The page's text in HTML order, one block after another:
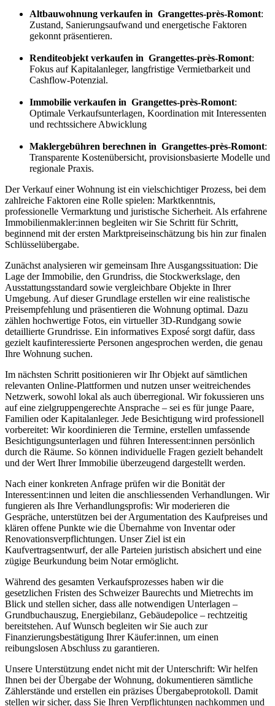
Altbauwohnung verkaufen in Grangettes-près-Romont:
Zustand, Sanierungsaufwand und energetische Faktoren
gekonnt präsentieren.
Renditeobjekt verkaufen in Grangettes-près-Romont:
Fokus auf Kapitalanleger, langfristige Vermietbarkeit und
Cashflow-Potenzial.
Immobilie verkaufen in Grangettes-près-Romont:
Optimale Verkaufsunterlagen, Koordination mit Interessenten
und rechtssichere Abwicklung
Maklergebühren berechnen in Grangettes-près-Romont:
Transparente Kostenübersicht, provisionsbasierte Modelle und
regionale Praxis.
Der Verkauf einer Wohnung ist ein vielschichtiger Prozess, bei dem
zahlreiche Faktoren eine Rolle spielen: Marktkenntnis,
professionelle Vermarktung und juristische Sicherheit. Als erfahrene
Immobilienmakler:innen begleiten wir Sie Schritt für Schritt,
beginnend mit der ersten Marktpreiseinschätzung bis hin zur finalen
Schlüsselübergabe.
Zunächst analysieren wir gemeinsam Ihre Ausgangssituation: Die
Lage der Immobilie, den Grundriss, die Stockwerkslage, den
Ausstattungsstandard sowie vergleichbare Objekte in Ihrer
Umgebung. Auf dieser Grundlage erstellen wir eine realistische
Preisempfehlung und präsentieren die Wohnung optimal. Dazu
zählen hochwertige Fotos, ein virtueller 3D-Rundgang sowie
detaillierte Grundrisse. Ein informatives Exposé sorgt dafür, dass
gezielt kaufinteressierte Personen angesprochen werden, die genau
Ihre Wohnung suchen.
Im nächsten Schritt positionieren wir Ihr Objekt auf sämtlichen
relevanten Online-Plattformen und nutzen unser weitreichendes
Netzwerk, sowohl lokal als auch überregional. Wir fokussieren uns
auf eine zielgruppengerechte Ansprache – sei es für junge Paare,
Familien oder Kapitalanleger. Jede Besichtigung wird professionell
vorbereitet: Wir koordinieren die Termine, erstellen umfassende
Besichtigungsunterlagen und führen Interessent:innen persönlich
durch die Räume. So können individuelle Fragen gezielt behandelt
und der Wert Ihrer Immobilie überzeugend dargestellt werden.
Nach einer konkreten Anfrage prüfen wir die Bonität der
Interessent:innen und leiten die anschliessenden Verhandlungen. Wir
fungieren als Ihre Verhandlungsprofis: Wir moderieren die
Gespräche, unterstützen bei der Argumentation des Kaufpreises und
klären offene Punkte wie die Übernahme von Inventar oder
Renovationsverpflichtungen. Unser Ziel ist ein
Kaufvertragsentwurf, der alle Parteien juristisch absichert und eine
zügige Beurkundung beim Notar ermöglicht.
Während des gesamten Verkaufsprozesses haben wir die
gesetzlichen Fristen des Schweizer Baurechts und Mietrechts im
Blick und stellen sicher, dass alle notwendigen Unterlagen –
Grundbuchauszug, Energiebilanz, Gebäudepolice – rechtzeitig
bereitstehen. Auf Wunsch begleiten wir Sie auch zur
Finanzierungsbestätigung Ihrer Käufer:innen, um einen
reibungslosen Abschluss zu garantieren.
Unsere Unterstützung endet nicht mit der Unterschrift: Wir helfen
Ihnen bei der Übergabe der Wohnung, dokumentieren sämtliche
Zählerstände und erstellen ein präzises Übergabeprotokoll. Damit
stellen wir sicher, dass Sie Ihren Verpflichtungen nachkommen und